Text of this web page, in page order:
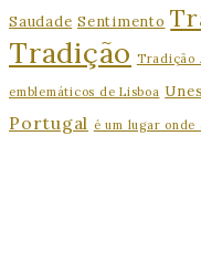
Saudade Sentimento
Tradição Tradição
emblemáticos de Lisboa
Portugal é um lugar